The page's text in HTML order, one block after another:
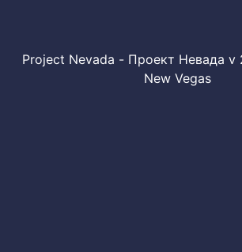
Project Nevada - Проект Невада v
New Vegas